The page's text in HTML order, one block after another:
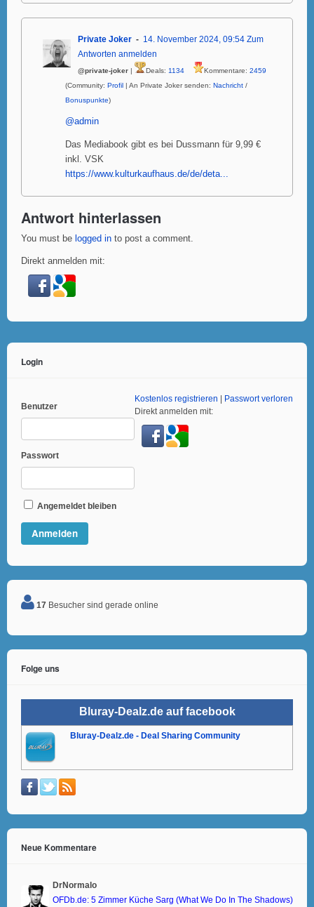
Private Joker 14. November 2024, 09:54 Zum
Antworten anmelden
@private-joker | Deals: 1134 Kommentare: 2459
(Community: Profil | An Private Joker senden: Nachricht /
Bonuspunkte)
@admin
Das Mediabook gibt es bei Dussmann für 9,99 €
inkl. VSK
https://www.kulturkaufhaus.de/de/deta...
Antwort hinterlassen
You must be logged in to post a comment.
Direkt anmelden mit:
Login
Benutzer
Passwort
Angemeldet bleiben
Kostenlos registrieren | Passwort verloren
Direkt anmelden mit:
17 Besucher sind gerade online
Folge uns
Bluray-Dealz.de auf facebook
Bluray-Dealz.de - Deal Sharing Community
Neue Kommentare
DrNormalo
OFDb.de: 5 Zimmer Küche Sarg (What We Do In The Shadows)